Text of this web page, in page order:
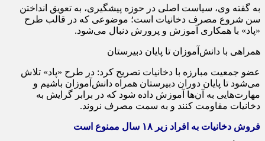
به گفته وی، سیاست اصلی در حوزه پیشگیری، به تعویق انداختن
سن شروع مصرف دخانیات است؛ موضوعی که در قالب طرح
«پاد» با همکاری آموزش و پرورش دنبال می‌شود.
همراهی با دانش‌آموزان تا پایان دبیرستان
عضو جمعیت مبارزه با دخانیات تصریح کرد: در طرح «پاد» تلاش
می‌شود تا پایان دوران دبیرستان همراه دانش‌آموزان باشیم و
مهارت‌هایی به آن‌ها آموزش داده شود که در برابر گرایش به
دخانیات مقاومت کنند و به سمت مصرف نروند.
فروش دخانیات به افراد زیر ۱۸ سال ممنوع است